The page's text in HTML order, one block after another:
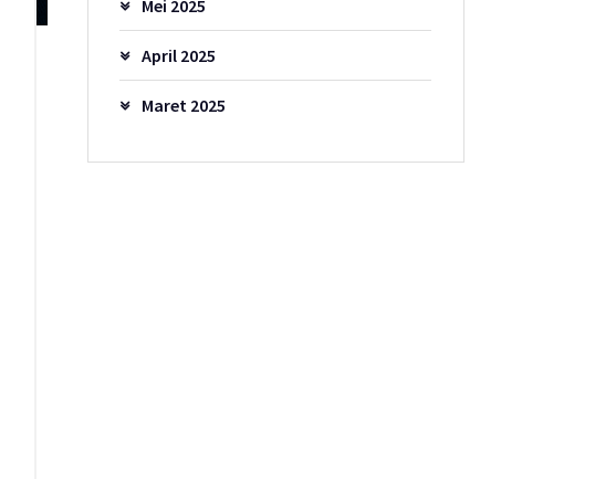
Mei 2025
April 2025
Maret 2025